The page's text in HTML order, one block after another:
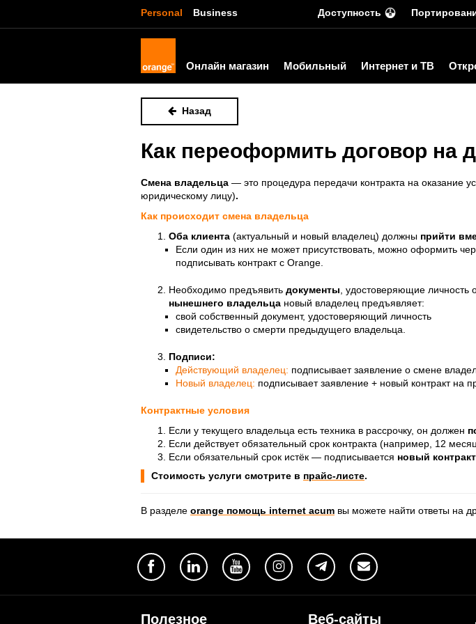
Personal Business Доступность
Онлайн магазин Мобильный Интернет и ТВ
Назад
Как переоформить договор на
Смена владельца — это процедура передачи контракта на оказание
юридическому лицу).
Как происходит смена владельца
Оба клиента (актуальный и новый владелец) должны прийти
Если один из них не может присутствовать, можно оформить
подписывать контракт с Orange.
Необходимо предъявить документы , удостоверяющие
нынешнего владельца новый владелец предъявляет:
свой собственный документ, удостоверяющий личность
свидетельство о смерти предыдущего владельца.
Подписи:
Действующий владелец: подписывает заявление о смене
Новый владелец: подписывает заявление + новый контракт на
Контрактные условия
Если у текущего владельца есть техника в рассрочку, он должен
Если действует обязательный срок контракта (например, 12
Если обязательный срок истёк — подписывается новый
Стоимость услуги смотрите в прайс-листе.
В разделе orange помощь internet acum вы можете найти ответы на
Полезное Веб-сайты